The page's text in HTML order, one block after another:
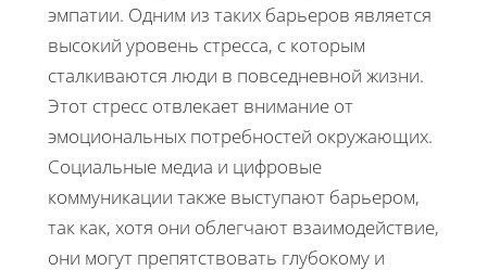
эмпатии. Одним из таких барьеров является
высокий уровень стресса, с которым
сталкиваются люди в повседневной жизни.
Этот стресс отвлекает внимание от
эмоциональных потребностей окружающих.
Социальные медиа и цифровые
коммуникации также выступают барьером,
так как, хотя они облегчают взаимодействие,
они могут препятствовать глубокому и